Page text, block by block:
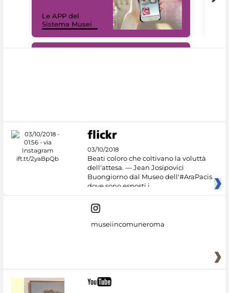
Le APP del
Sistema Musei
03/10/2018
Beati coloro che coltivano la voluttà
dell'attesa. — Jean Josipovici
Buongiorno dal Museo dell'#AraPacis
dove sono esposti i
museiincomuneroma